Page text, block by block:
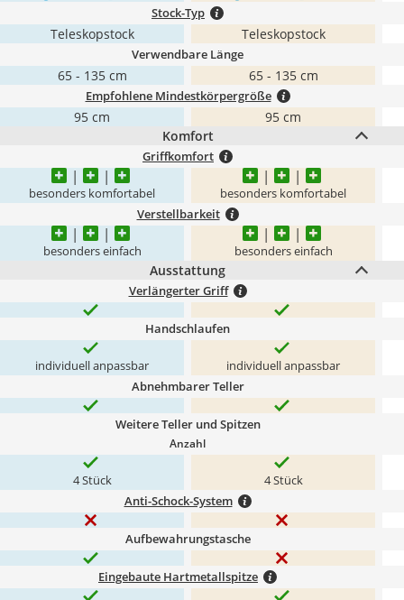
Stock-Typ
Teleskopstock Teleskopstock
Verwendbare Länge
65 - 135 cm 65 - 135 cm
Empfohlene Mindestkörpergröße
95 cm
95 cm
Komfort
Griffkomfort
besonders komfortabel besonders komfortabel
Verstellbarkeit
besonders einfach besonders einfach
Ausstattung
Verlängerter Griff
Handschlaufen
individuell anpassbar individuell anpassbar
Abnehmbarer Teller
Weitere Teller und Spitzen
Anzahl
4 Stück 4 Stück
Anti-Schock-System
Aufbewahrungstasche
Eingebaute Hartmetallspitze